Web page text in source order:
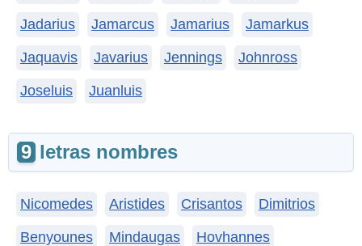
Jadarius Jamarcus Jamarius Jamarkus
Jaquavis Javarius Jennings Johnross
Joseluis Juanluis
9 letras nombres
Nicomedes Aristides Crisantos Dimitrios
Benyounes Mindaugas Hovhannes